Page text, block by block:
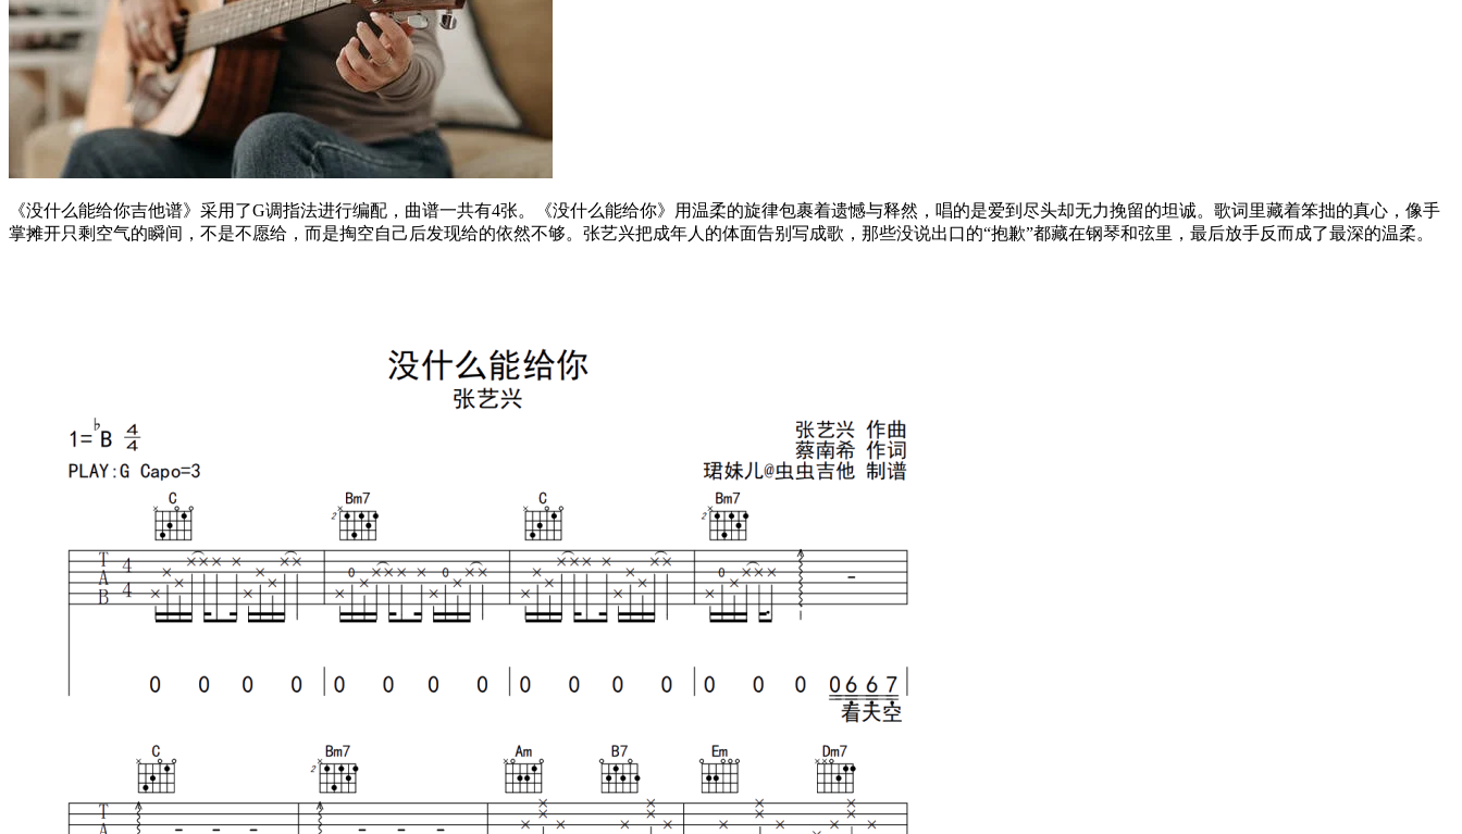
《没什么能给你吉他谱》采用了G调指法进行编配，曲谱一共有4张。《没什么能给你》用温柔的旋律包裹着遗憾与释然，唱的是爱到尽头却无力挽留的坦诚。歌词里藏着笨拙的真心，像手
掌摊开只剩空气的瞬间，不是不愿给，而是掏空自己后发现给的依然不够。张艺兴把成年人的体面告别写成歌，那些没说出口的“抱歉”都藏在钢琴和弦里，最后放手反而成了最深的温柔。